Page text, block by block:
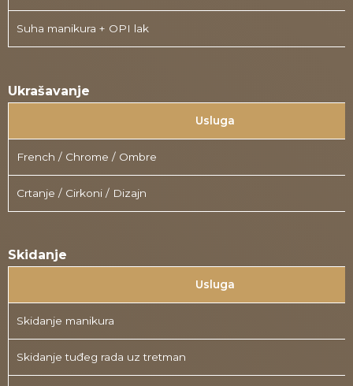
Suha manikura + OPI lak
Ukrašavanje
Usluga
French / Chrome / Ombre
Crtanje / Cirkoni / Dizajn
Skidanje
Usluga
Skidanje manikura
Skidanje tuđeg rada uz tretman